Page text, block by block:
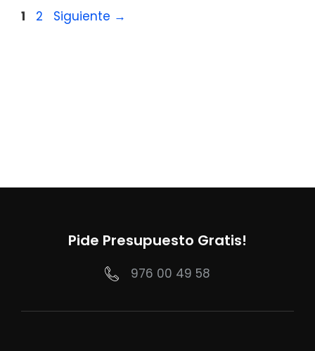
Página
1 Página
2 Siguiente →
Pide Presupuesto Gratis!
976 00 49 58